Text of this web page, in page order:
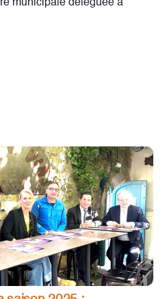
municipale déléguée à